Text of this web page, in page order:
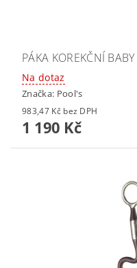
PÁKA KOREKČNÍ BABY
Na dotaz
Značka: Pool's
983,47 Kč bez DPH
1 190 Kč